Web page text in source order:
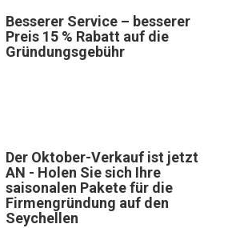
Besserer Service – besserer
Preis 15 % Rabatt auf die
Gründungsgebühr
Der Oktober-Verkauf ist jetzt
AN - Holen Sie sich Ihre
saisonalen Pakete für die
Firmengründung auf den
Seychellen